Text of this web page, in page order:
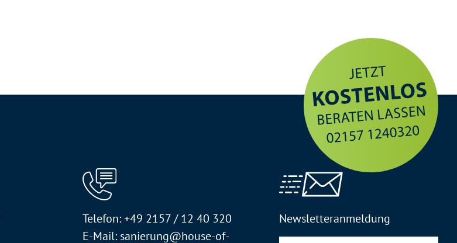
Telefon: +49 2157 / 12 40 320
E-Mail: sanierung@house-of-
Newsletteranmeldung